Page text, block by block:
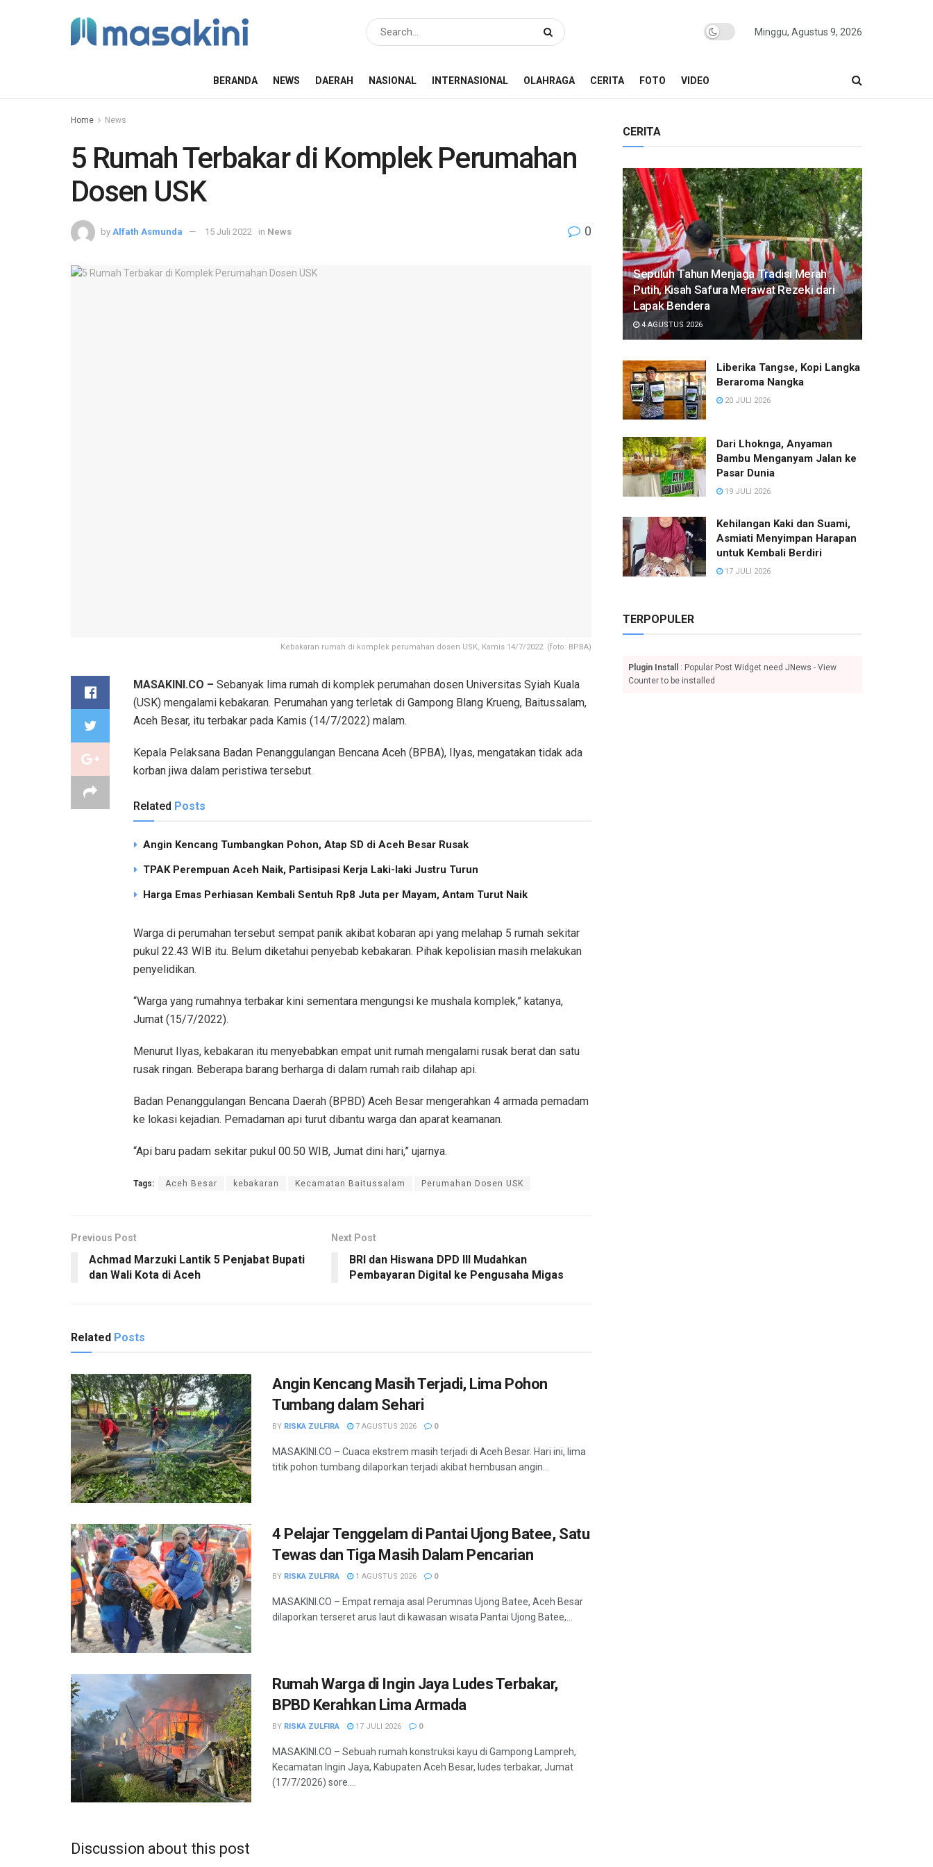
Minggu, Agustus 9, 2026
BERANDA NEWS DAERAH NASIONAL INTERNASIONAL OLAHRAGA CERITA FOTO VIDEO
Home News
5 Rumah Terbakar di Komplek Perumahan
Dosen USK
by Alfath Asmunda 15 Juli 2022 in News 0
Kebakaran rumah di komplek perumahan dosen USK, Kamis 14/7/2022. (foto: BPBA)
MASAKINI.CO – Sebanyak lima rumah di komplek perumahan dosen Universitas Syiah Kuala
(USK) mengalami kebakaran. Perumahan yang terletak di Gampong Blang Krueng, Baitussalam,
Aceh Besar, itu terbakar pada Kamis (14/7/2022) malam.
Kepala Pelaksana Badan Penanggulangan Bencana Aceh (BPBA), Ilyas, mengatakan tidak ada
korban jiwa dalam peristiwa tersebut.
Related Posts
Angin Kencang Tumbangkan Pohon, Atap SD di Aceh Besar Rusak
TPAK Perempuan Aceh Naik, Partisipasi Kerja Laki-laki Justru Turun
Harga Emas Perhiasan Kembali Sentuh Rp8 Juta per Mayam, Antam Turut Naik
Warga di perumahan tersebut sempat panik akibat kobaran api yang melahap 5 rumah sekitar
pukul 22.43 WIB itu. Belum diketahui penyebab kebakaran. Pihak kepolisian masih melakukan
penyelidikan.
“Warga yang rumahnya terbakar kini sementara mengungsi ke mushala komplek,” katanya,
Jumat (15/7/2022).
Menurut Ilyas, kebakaran itu menyebabkan empat unit rumah mengalami rusak berat dan satu
rusak ringan. Beberapa barang berharga di dalam rumah raib dilahap api.
Badan Penanggulangan Bencana Daerah (BPBD) Aceh Besar mengerahkan 4 armada pemadam
ke lokasi kejadian. Pemadaman api turut dibantu warga dan aparat keamanan.
“Api baru padam sekitar pukul 00.50 WIB, Jumat dini hari,” ujarnya.
Tags: Aceh Besar kebakaran Kecamatan Baitussalam Perumahan Dosen USK
Previous Post
Achmad Marzuki Lantik 5 Penjabat Bupati
dan Wali Kota di Aceh
Next Post
BRI dan Hiswana DPD III Mudahkan
Pembayaran Digital ke Pengusaha Migas
Related Posts
Angin Kencang Masih Terjadi, Lima Pohon
Tumbang dalam Sehari
BY RISKA ZULFIRA 7 AGUSTUS 2026 0
MASAKINI.CO – Cuaca ekstrem masih terjadi di Aceh Besar. Hari ini, lima
titik pohon tumbang dilaporkan terjadi akibat hembusan angin...
4 Pelajar Tenggelam di Pantai Ujong Batee, Satu
Tewas dan Tiga Masih Dalam Pencarian
BY RISKA ZULFIRA 1 AGUSTUS 2026 0
MASAKINI.CO – Empat remaja asal Perumnas Ujong Batee, Aceh Besar
dilaporkan terseret arus laut di kawasan wisata Pantai Ujong Batee,...
Rumah Warga di Ingin Jaya Ludes Terbakar,
BPBD Kerahkan Lima Armada
BY RISKA ZULFIRA 17 JULI 2026 0
MASAKINI.CO – Sebuah rumah konstruksi kayu di Gampong Lampreh,
Kecamatan Ingin Jaya, Kabupaten Aceh Besar, ludes terbakar, Jumat
(17/7/2026) sore....
Discussion about this post
CERITA
Sepuluh Tahun Menjaga Tradisi Merah
Putih, Kisah Safura Merawat Rezeki dari
Lapak Bendera
4 AGUSTUS 2026
Liberika Tangse, Kopi Langka
Beraroma Nangka
20 JULI 2026
Dari Lhoknga, Anyaman
Bambu Menganyam Jalan ke
Pasar Dunia
19 JULI 2026
Kehilangan Kaki dan Suami,
Asmiati Menyimpan Harapan
untuk Kembali Berdiri
17 JULI 2026
TERPOPULER
Plugin Install
: Popular Post Widget need JNews - View
Counter to be installed